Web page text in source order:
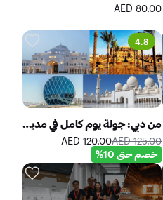
80.00 AED
4.8
من دبي: جولة يوم كامل في مدينة أبوظبي
125.00 AED
120.00 AED
خصم حتى 10%